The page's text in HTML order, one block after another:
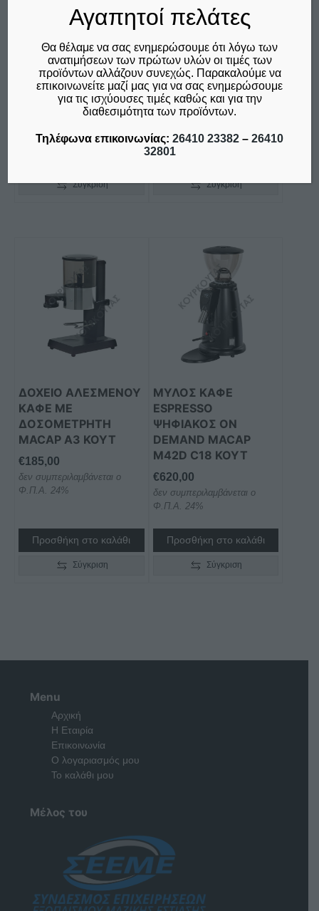
ΜΎΛΟΣ ΚΑΦΈ
ESPRESSO
ΨΗΦΙΑΚΌΣ ON
DEMAND SANTOS
55WBC KOYT
1.255,00
δεν συμπεριλαμβάνεται ο
Σύγκριση
ΜΎΛΟΣ ΚΑΦΈ MACAP
LABO 70D C18
€2.150,00
δεν συμπεριλαμβάνεται ο
Φ.Π.Α. 24%
Σύγκριση
ΔΟΧΕΊΟ ΑΛΕΣΜΈΝΟΥ
ΚΑΦΈ ΜΕ
ΔΟΣΟΜΕΤΡΗΤΉ
MACAP A3 KOYT
€185,00
δεν συμπεριλαμβάνεται ο
Φ.Π.Α. 24%
Προσθήκη στο καλάθι
Σύγκριση
ΜΎΛΟΣ ΚΑΦΈ
ESPRESSO
ΨΗΦΙΑΚΌΣ ON
DEMAND MACAP
M42D C18 KOYT
€620,00
δεν συμπεριλαμβάνεται ο
Φ.Π.Α. 24%
Προσθήκη στο καλάθι
Σύγκριση
Menu
Αρχική
Η Εταιρία
Επικοινωνία
Ο λογαριασμός μου
Το καλάθι μου
Μέλος του
Αγαπητοί πελάτες
Θα θέλαμε να σας ενημερώσουμε ότι λόγω των
ανατιμήσεων των πρώτων υλών οι τιμές των
προϊόντων αλλάζουν συνεχώς. Παρακαλούμε να
επικοινωνείτε μαζί μας για να σας ενημερώσουμε
για τις ισχύουσες τιμές καθώς και για την
διαθεσιμότητα των προϊόντων.
Τηλέφωνα επικοινωνίας: 26410 23382 – 26410
32801